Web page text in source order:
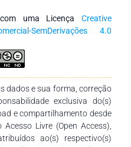
uma Licença Creative
SemDerivações 4.0
dados e sua forma, correção
exclusiva do(s)
e compartilhamento desde
Livre (Open Access),
ao(s) respectivo(s)